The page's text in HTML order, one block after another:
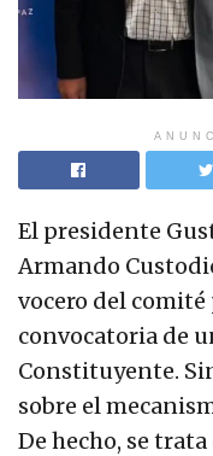
El presidente
Armando
vocero del
convocatoria de
Constituyente.
sobre el
De hecho, se